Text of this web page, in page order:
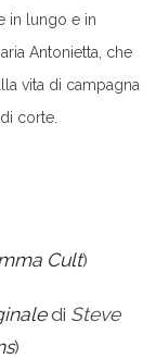
in lungo e in
Antonietta, che
vita di campagna
corte.
Cult)
di Steve
)